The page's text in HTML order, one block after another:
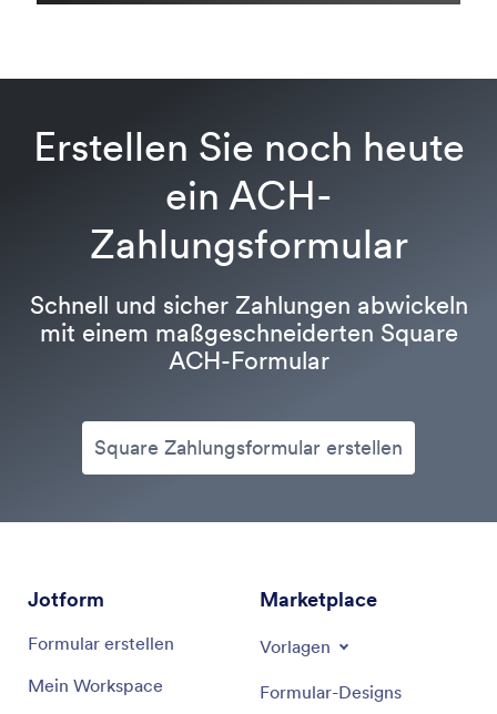
Erstellen Sie noch heute
ein ACH-
Zahlungsformular
Schnell und sicher Zahlungen abwickeln
mit einem maßgeschneiderten Square
ACH-Formular
Square Zahlungsformular erstellen
Jotform
Formular erstellen
Mein Workspace
Marketplace
Vorlagen
Formular-Designs